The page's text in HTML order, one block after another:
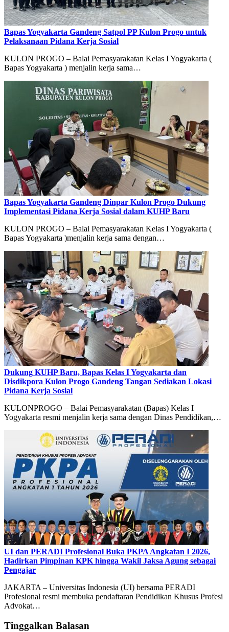
Bapas Yogyakarta Gandeng Satpol PP Kulon Progo untuk
Pelaksanaan Pidana Kerja Sosial
KULON PROGO – Balai Pemasyarakatan Kelas I Yogyakarta (
Bapas Yogyakarta ) menjalin kerja sama…
Bapas Yogyakarta Gandeng Dinpar Kulon Progo Dukung
Implementasi Pidana Kerja Sosial dalam KUHP Baru
KULON PROGO – Balai Pemasyarakatan Kelas I Yogyakarta (
Bapas Yogyakarta )menjalin kerja sama dengan…
Dukung KUHP Baru, Bapas Kelas I Yogyakarta dan
Disdikpora Kulon Progo Gandeng Tangan Sediakan Lokasi
Pidana Kerja Sosial
KULONPROGO – Balai Pemasyarakatan (Bapas) Kelas I
Yogyakarta resmi menjalin kerja sama dengan Dinas Pendidikan,…
UI dan PERADI Profesional Buka PKPA Angkatan I 2026,
Hadirkan Pimpinan KPK hingga Wakil Jaksa Agung sebagai
Pengajar
JAKARTA – Universitas Indonesia (UI) bersama PERADI
Profesional resmi membuka pendaftaran Pendidikan Khusus Profesi
Advokat…
Tinggalkan Balasan